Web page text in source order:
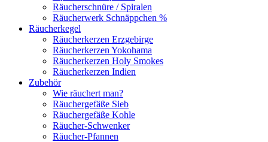
Räucherschnüre / Spiralen
Räucherwerk Schnäppchen %
Räucherkegel
Räucherkerzen Erzgebirge
Räucherkerzen Yokohama
Räucherkerzen Holy Smokes
Räucherkerzen Indien
Zubehör
Wie räuchert man?
Räuchergefäße Sieb
Räuchergefäße Kohle
Räucher-Schwenker
Räucher-Pfannen